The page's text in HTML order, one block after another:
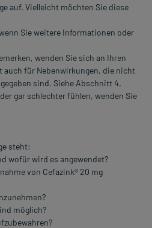
auf. Vielleicht möchten Sie diese
Sie weitere Informationen oder
wenden Sie sich an Ihren
auch für Nebenwirkungen, die nicht
sind. Siehe Abschnitt 4.
gar schlechter fühlen, wenden Sie
steht:
wofür wird es angewendet?
von Cefazink® 20 mg
möglich?